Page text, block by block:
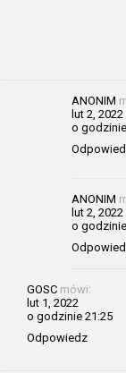
ANONIM
lut 2, 2022
o
ANONIM
lut 2, 2022
o
GOSC mówi:
lut 1, 2022
o godzinie 21:25
Odpowiedz